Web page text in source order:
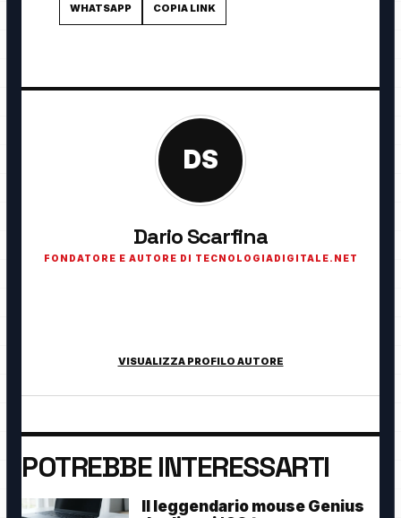
WHATSAPP COPIA LINK
DS
Dario Scarfina
FONDATORE E AUTORE DI TECNOLOGIADIGITALE.NET
VISUALIZZA PROFILO AUTORE
POTREBBE INTERESSARTI
Il leggendario mouse Genius